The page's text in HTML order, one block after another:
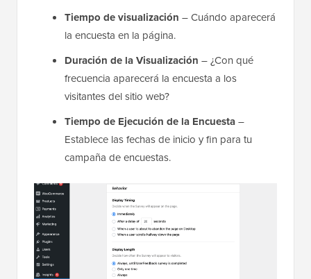
Tiempo de visualización – Cuándo aparecerá
la encuesta en la página.
Duración de la Visualización – ¿Con qué
frecuencia aparecerá la encuesta a los
visitantes del sitio web?
Tiempo de Ejecución de la Encuesta–
Establece las fechas de inicio y fin para tu
campaña de encuestas.